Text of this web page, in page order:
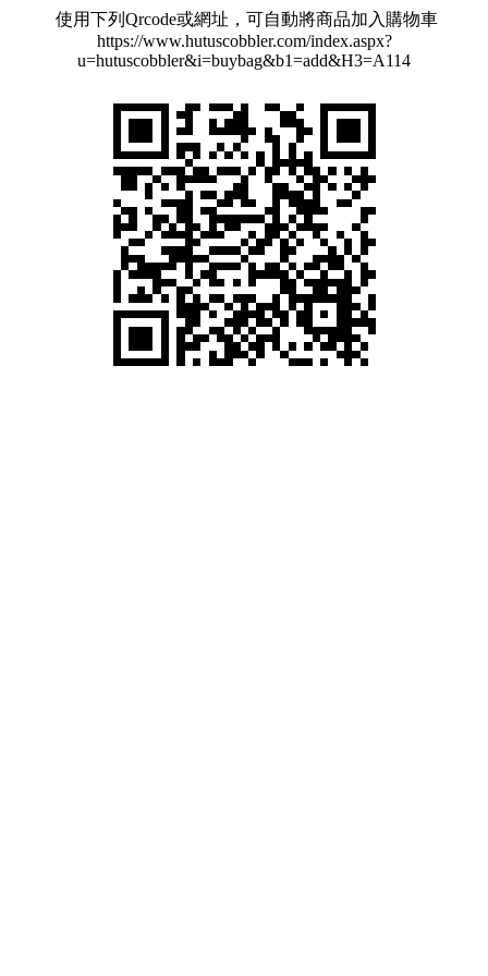
使用下列Qrcode或網址，可自動將商品加入購物車
https://www.hutuscobbler.com/index.aspx?
u=hutuscobbler&i=buybag&b1=add&H3=A114